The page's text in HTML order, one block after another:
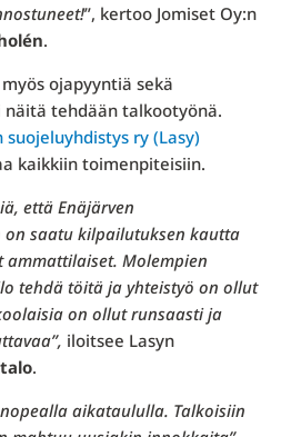
”, kertoo Jomiset Oy:n
.
ojapyyntiä sekä
näitä tehdään talkootyönä.
ry (Lasy)
kaikkiin toimenpiteisiin.
että Enäjärven
on saatu kilpailutuksen kautta
Molempien
tehdä töitä ja yhteistyö on ollut
on ollut runsaasti ja
iloitsee Lasyn
.
aikataululla. Talkoisiin